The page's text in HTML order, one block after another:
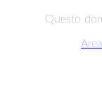
Questo